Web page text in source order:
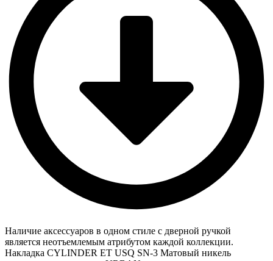
Наличие аксессуаров в одном стиле с дверной ручкой
является неотъемлемым атрибутом каждой коллекции.
Накладка CYLINDER ET USQ SN-3 Матовый никель